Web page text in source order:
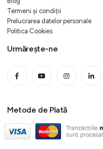
Termeni și condiții
Prelucrarea datelor personale
Politica Cookies
Urmărește-ne
Metode de Plată